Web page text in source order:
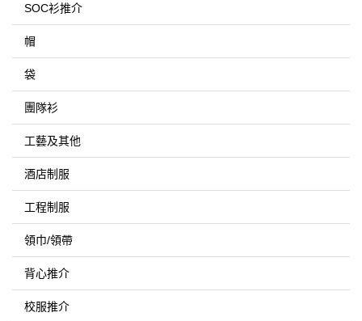
SOC衫推介
帽
袋
團隊衫
工藝及其他
酒店制服
工程制服
領巾/領帶
背心推介
校服推介